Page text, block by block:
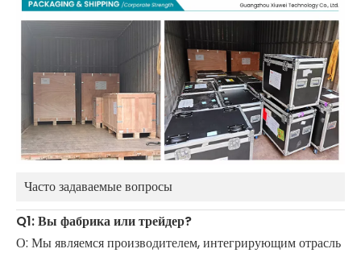
Часто задаваемые вопросы
Q1: Вы фабрика или трейдер?
О: Мы являемся производителем, интегрирующим отрасль